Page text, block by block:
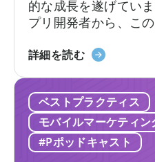
て
イ
ン
フ
ル
エ
ン
サ
ー
が
的な成長を遂げてい
プリ開発者から、こ
プリのローカライゼ
詳細を読む「イ
の
モ
バ
イ
ベストプラクティス
モバイルマーケティン
#Pポッドキャスト